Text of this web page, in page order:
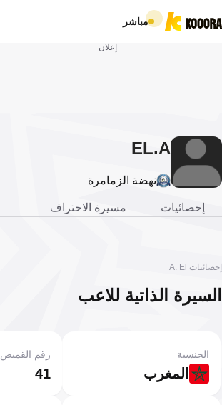
مباشر
إعلان
A.
EL
نهضة الزمامرة
إحصائيات مسيرة الاحتراف
إحصائيات A. El
السيرة الذاتية للاعب
المغرب
الجنسية
41
رقم القميص